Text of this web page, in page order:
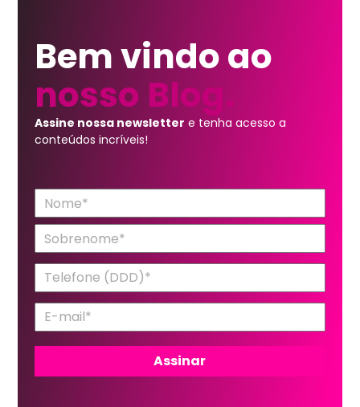
Bem vindo ao
nosso Blog.
Assine nossa newsletter e tenha acesso a
conteúdos incríveis!